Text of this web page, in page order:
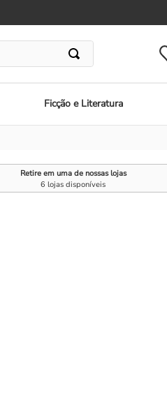
Ficção e Literatura
Retire em uma de nossas lojas
6 lojas disponíveis